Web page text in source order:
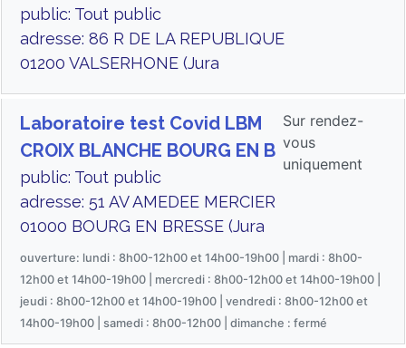
public: Tout public
adresse: 86 R DE LA REPUBLIQUE
01200 VALSERHONE (Jura
Laboratoire test Covid LBM
CROIX BLANCHE BOURG EN B
public: Tout public
adresse: 51 AV AMEDEE MERCIER
01000 BOURG EN BRESSE (Jura
Sur rendez-
vous
uniquement
ouverture: lundi : 8h00-12h00 et 14h00-19h00 | mardi : 8h00-
12h00 et 14h00-19h00 | mercredi : 8h00-12h00 et 14h00-19h00 |
jeudi : 8h00-12h00 et 14h00-19h00 | vendredi : 8h00-12h00 et
14h00-19h00 | samedi : 8h00-12h00 | dimanche : fermé